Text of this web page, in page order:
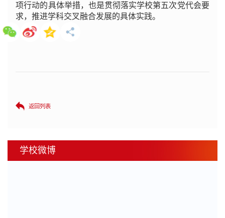
项行动的具体举措，也是贯彻落实学校第五次党代会要
求，推进学科交叉融合发展的具体实践。
返回列表
学校微博